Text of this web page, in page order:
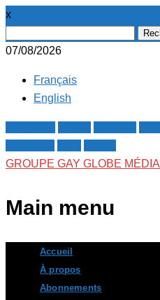
x
07/08/2026
Français
English
GROUPE GAY GLOBE MÉDIA
Main menu
content
Accueil
À propos
Abonnements